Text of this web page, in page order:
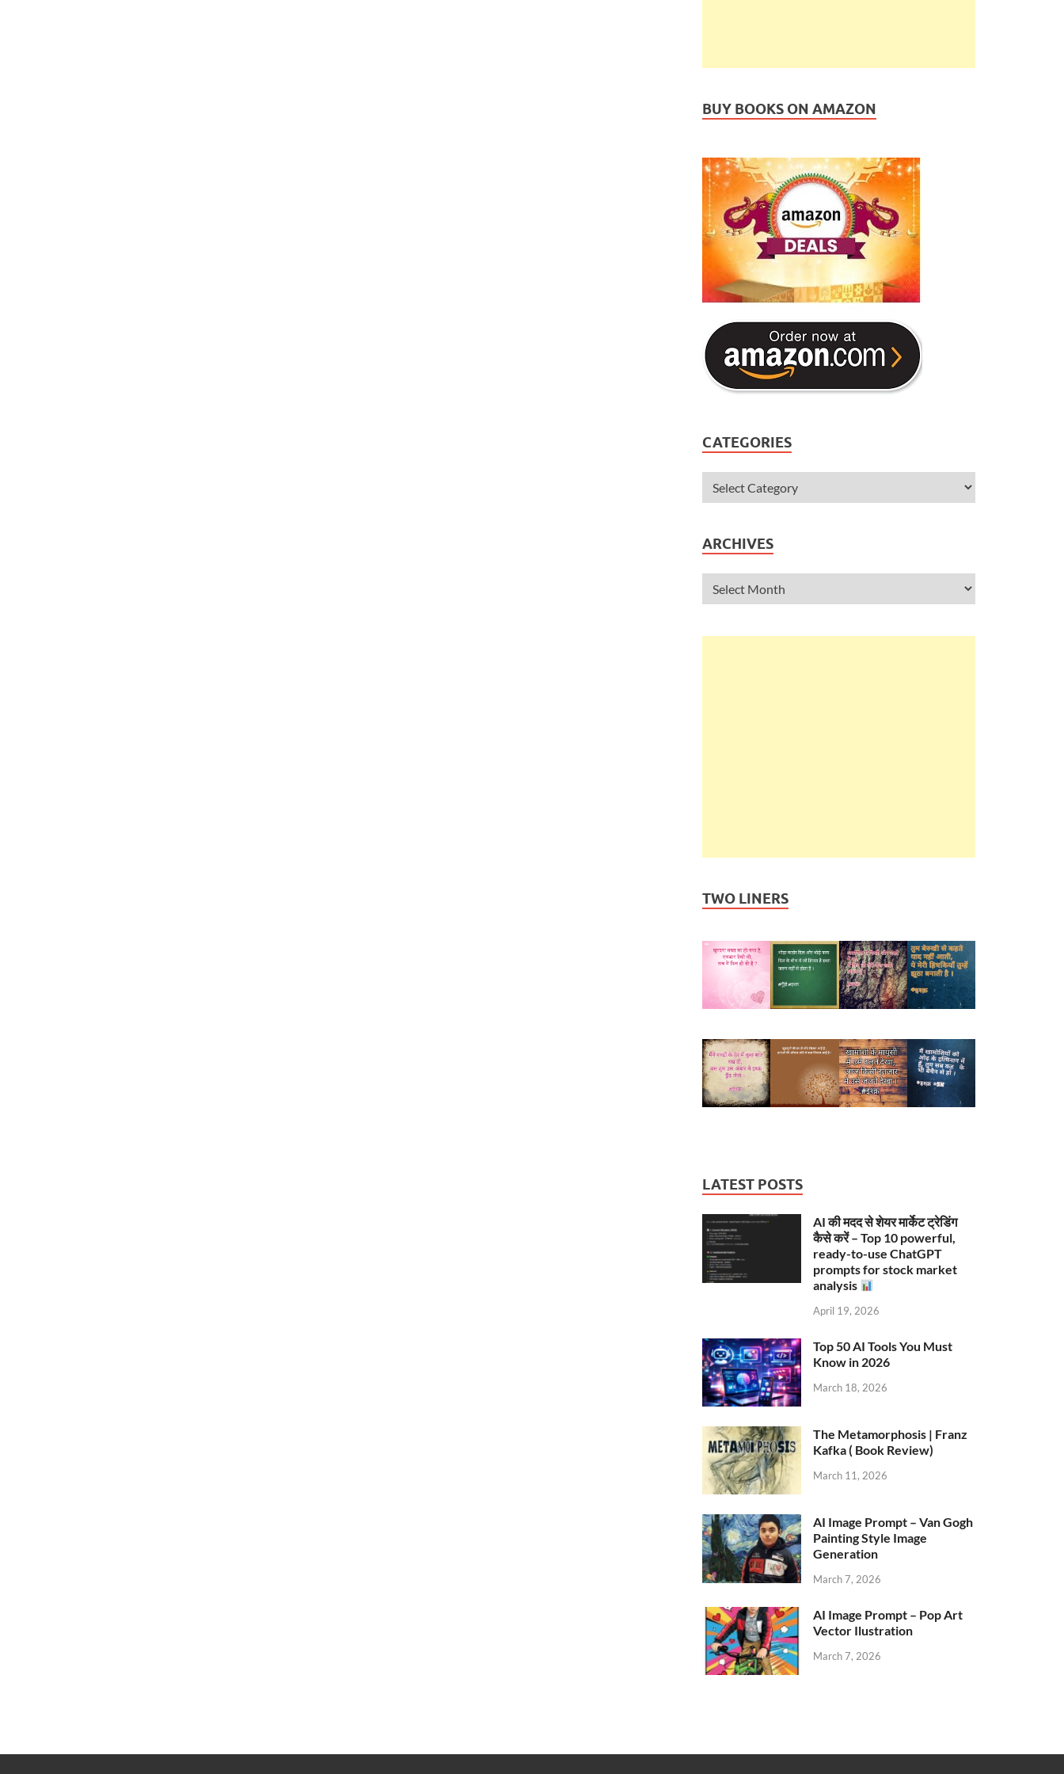
BUY BOOKS ON AMAZON
CATEGORIES
ARCHIVES
TWO LINERS
LATEST POSTS
AI की मदद से शेयर मार्केट ट्रेडिंग
कैसे करें – Top 10 powerful,
ready-to-use ChatGPT
prompts for stock market
analysis
April 19, 2026
Top 50 AI Tools You Must
Know in 2026
March 18, 2026
The Metamorphosis | Franz
Kafka ( Book Review)
March 11, 2026
AI Image Prompt – Van Gogh
Painting Style Image
Generation
March 7, 2026
AI Image Prompt – Pop Art
Vector Ilustration
March 7, 2026